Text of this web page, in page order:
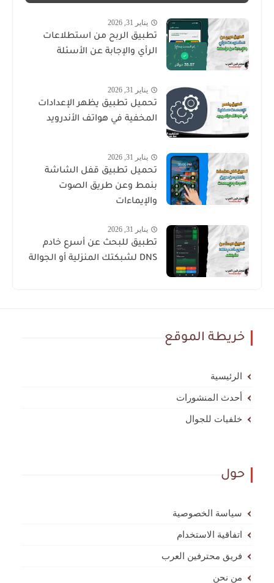
يناير 31, 2026
تطبيق الربح من استطلاعات
الرأي والإجابة عن الأسئلة
يناير 31, 2026
تحميل تطبيق يظهر الإعدادات
المخفية في هواتف الأندرويد
يناير 31, 2026
تحميل تطبيق قفل الشاشة
بنمط وعن طريق الصوت
والإيماءات
يناير 31, 2026
تطبيق للبحث عن أسرع خادم
DNS لشبكتك المنزلية أو الجوالة
خريطة الموقع
الرئيسية
أحدث المنشورات
خلفيات للجوال
حول
سياسة الخصوصية
اتفاقية الاستخدام
فريق محترفين العرب
من نحن